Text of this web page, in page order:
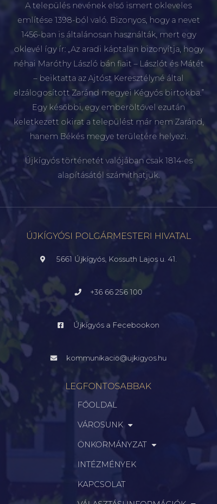
A település nevének első ismert okleveles
említése 1398-ból való. Bizonyos, hogy a nevet
1456-ban is általánosan használták, mert egy
oklevél így ír: „Az aradi káptalan bizonyítja, hogy
néhai Maróthy László bán fiait – Lászlót és Mátét
– beiktatta az Ajtóst Keresztélyné által
elzálogosított Zaránd megyei Kégyós birtokba.”
Egy későbbi, egy emberöltővel ezután
keletkezett okirat a települést már nem Zaránd,
hanem Békés megye területére helyezi.
Újkígyós történetét valójában csak 1814-es
alapításától számíthatjuk.
ÚJKÍGYÓSI POLGÁRMESTERI HIVATAL
5661 Újkígyós, Kossuth Lajos u. 41.
+36 66 256 100
Újkígyós a Fecebookon
kommunikacio@ujkigyos.hu
LEGFONTOSABBAK
FŐOLDAL
VÁROSUNK
ÖNKORMÁNYZAT
INTÉZMÉNYEK
KAPCSOLAT